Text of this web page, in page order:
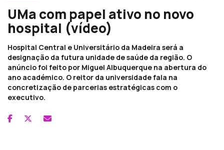
UMa com papel ativo no novo
hospital (vídeo)
Hospital Central e Universitário da Madeira será a
designação da futura unidade de saúde da região. O
anúncio foi feito por Miguel Albuquerque na abertura do
ano académico. O reitor da universidade fala na
concretização de parcerias estratégicas com o
executivo.